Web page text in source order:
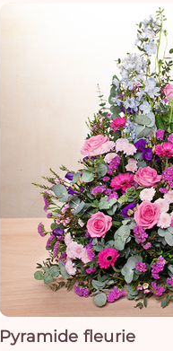
Pyramide fleurie